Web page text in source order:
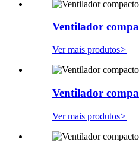
Ventilador
Ver mais produtos>
Ventilador
Ver mais produtos>